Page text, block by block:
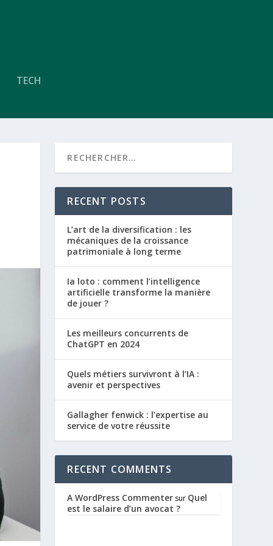
TECH
RECENT POSTS
L’art de la diversification : les
mécaniques de la croissance
patrimoniale à long terme
Ia loto : comment l’intelligence
artificielle transforme la manière
de jouer ?
Les meilleurs concurrents de
ChatGPT en 2024
Quels métiers survivront à l’IA :
avenir et perspectives
Gallagher fenwick : l’expertise au
service de votre réussite
RECENT COMMENTS
A WordPress Commenter sur Quel
est le salaire d’un avocat ?